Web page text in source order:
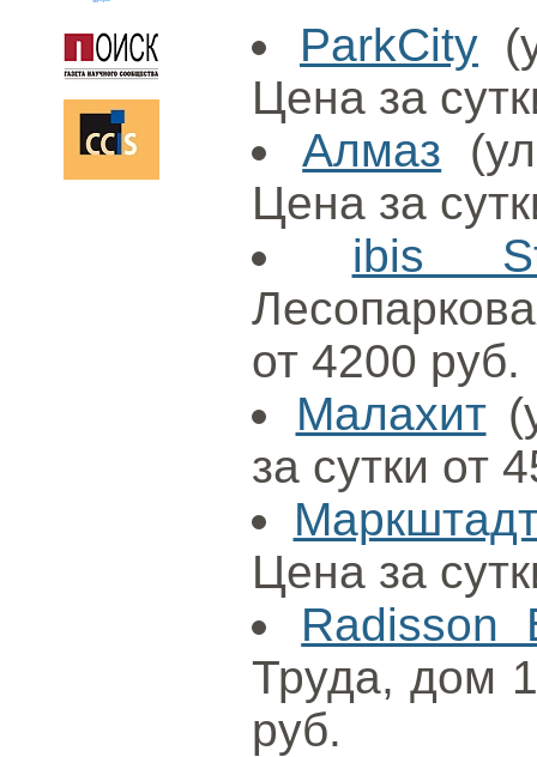
ParkCity
Цена за
Алмаз
Цена за
ibis
от 4200 руб.
Малахит
за сутки от
Цена за
Radisson
Труда, дом
руб.